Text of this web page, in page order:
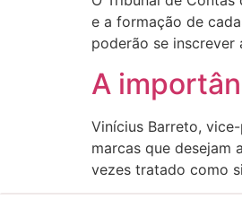
e a formação de
poderão se
A
Vinícius Barreto,
marcas que desejam
vezes tratado como